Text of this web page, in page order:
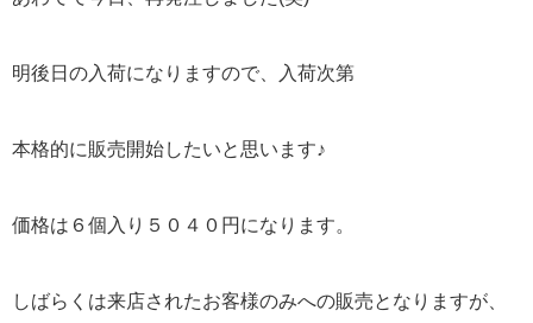
明後日の入荷になりますので、入荷次第
本格的に販売開始したいと思います♪
価格は６個入り５０４０円になります。
しばらくは来店されたお客様のみへの販売となりますが、